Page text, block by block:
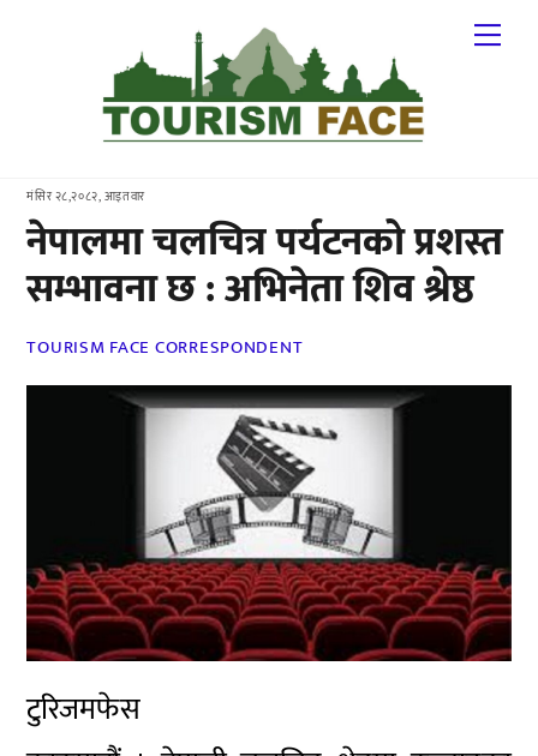
मंसिर २८,२०८२, आइतवार
नेपालमा चलचित्र पर्यटनको प्रशस्त
सम्भावना छ : अभिनेता शिव श्रेष्ठ
TOURISM FACE CORRESPONDENT
टुरिजमफेस